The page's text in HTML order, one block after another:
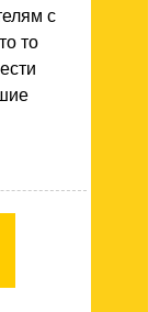
с
то